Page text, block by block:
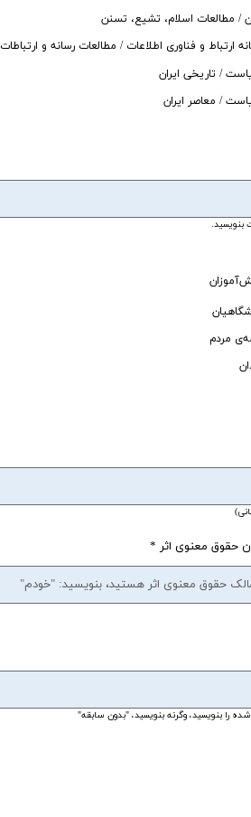
/ مطالعات اسلام، تشیع، تسنن
ارتباط و فناوری اطلاعات / مطالعات رسانه و ارتباطات
/ تاریخی ایران
/ معاصر ایران
مردم
حقوق معنوی اثر
بنویسید.
را بنویسید، وگرنه بنویسید، "بدون سابقه"